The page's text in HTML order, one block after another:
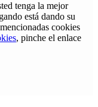
tenga la mejor
está dando su
cookies
, pinche el enlace